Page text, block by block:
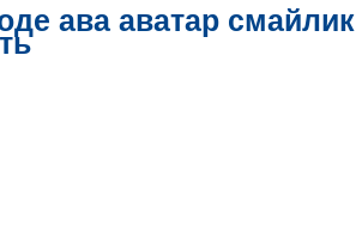
ава аватар смайлик